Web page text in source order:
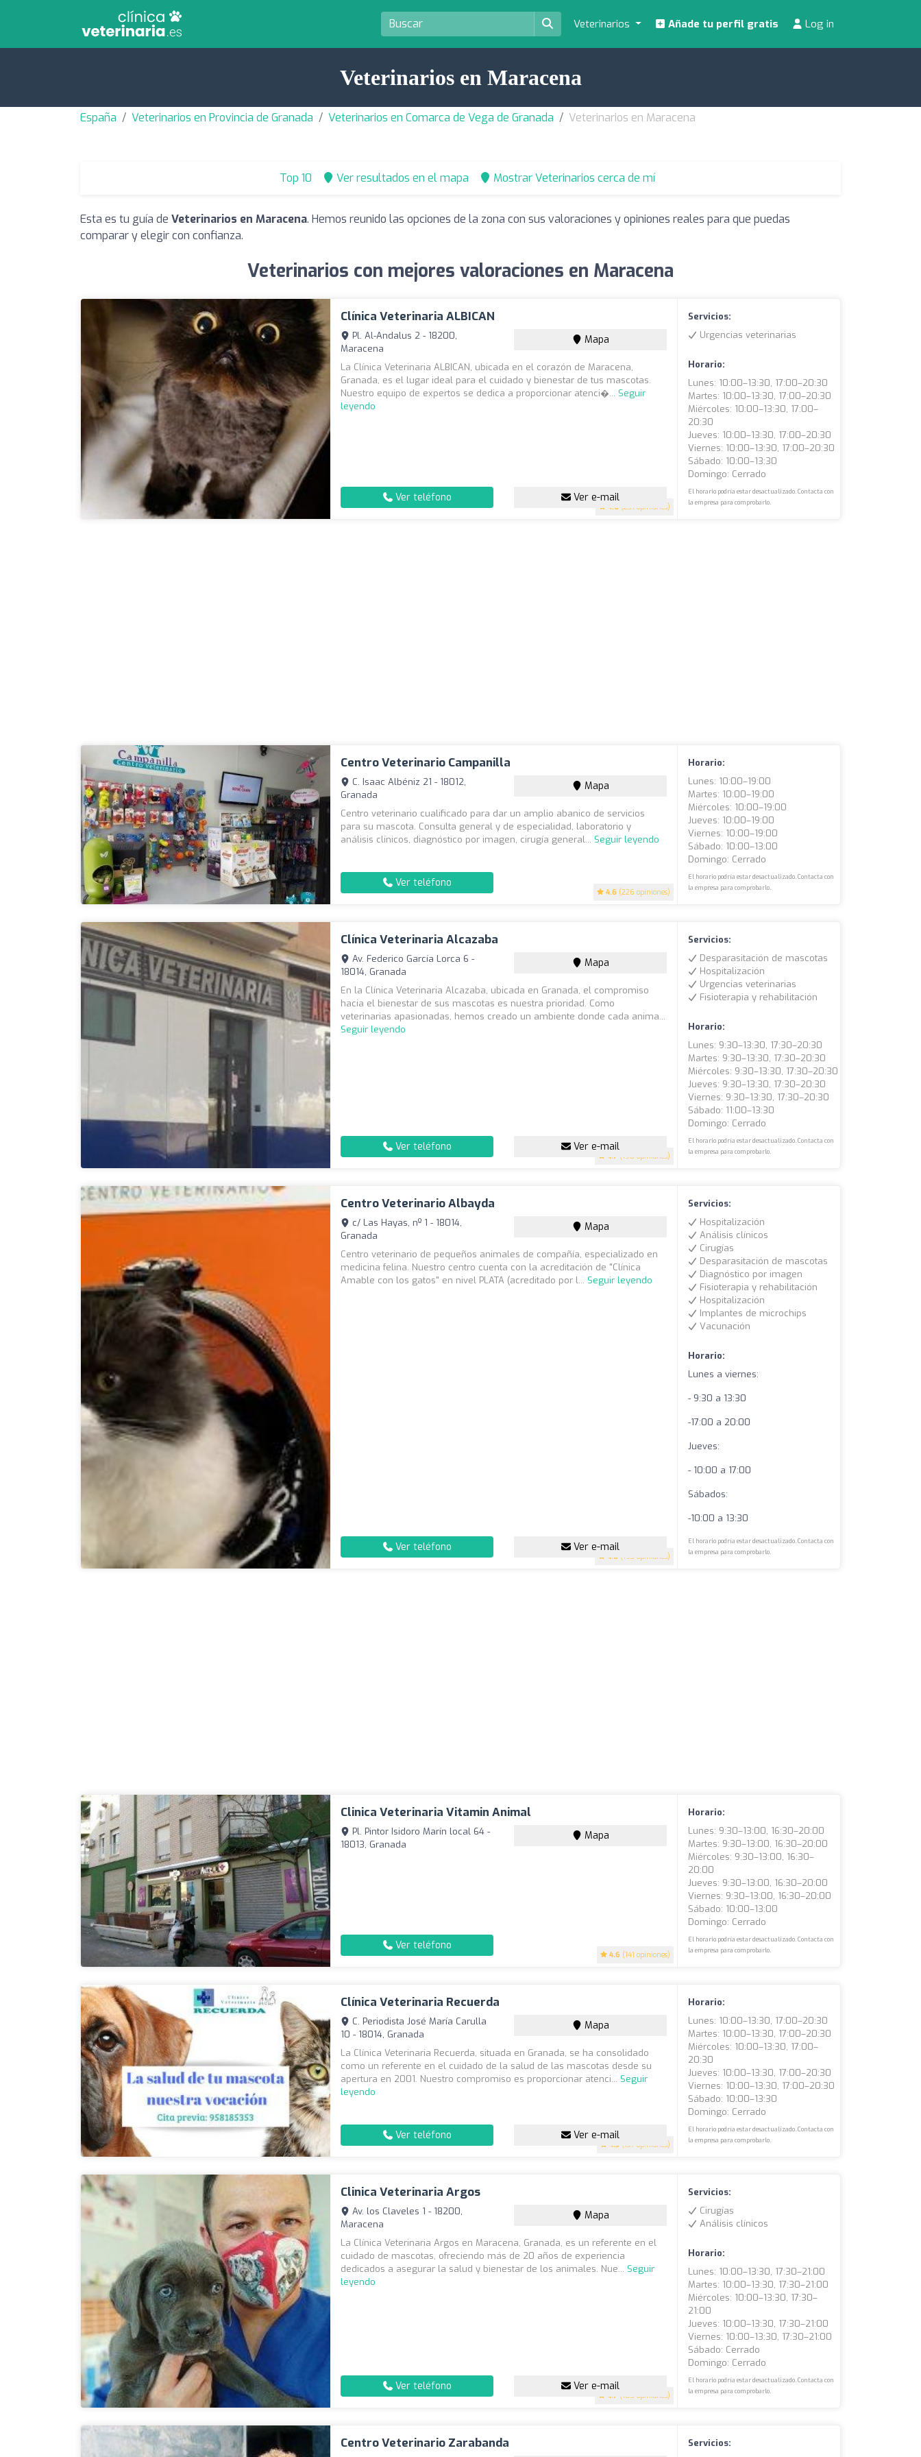
Veterinarios Añade tu perfil gratis Log in
Veterinarios en Maracena
España Veterinarios en Provincia de Granada Veterinarios en Comarca de Vega de Granada Veterinarios en Maracena
Top 10 Ver resultados en el mapa Mostrar Veterinarios cerca de mí
Esta es tu guía de Veterinarios en Maracena. Hemos reunido las opciones de la zona con sus valoraciones y opiniones reales para que puedas
comparar y elegir con confianza.
Veterinarios con mejores valoraciones en Maracena
Clínica Veterinaria ALBICAN
4.6 (231 opiniones)
Pl. Al-Andalus 2 - 18200,
Maracena
Mapa
La Clínica Veterinaria ALBICAN, ubicada en el corazón de Maracena,
Granada, es el lugar ideal para el cuidado y bienestar de tus mascotas.
Nuestro equipo de expertos se dedica a proporcionar atenci�... Seguir
leyendo
Ver teléfono Ver e-mail
Servicios:
Urgencias veterinarias
Horario:
Lunes: 10:00–13:30, 17:00–20:30
Martes: 10:00–13:30, 17:00–20:30
Miércoles: 10:00–13:30, 17:00–
20:30
Jueves: 10:00–13:30, 17:00–20:30
Viernes: 10:00–13:30, 17:00–20:30
Sábado: 10:00–13:30
Domingo: Cerrado
El horario podría estar desactualizado. Contacta con
la empresa para comprobarlo.
Centro Veterinario Campanilla
4.6 (226 opiniones)
C. Isaac Albéniz 21 - 18012,
Granada
Mapa
Centro veterinario cualificado para dar un amplio abanico de servicios
para su mascota. Consulta general y de especialidad, laboratorio y
análisis clínicos, diagnóstico por imagen, cirugía general... Seguir leyendo
Ver teléfono
Horario:
Lunes: 10:00–19:00
Martes: 10:00–19:00
Miércoles: 10:00–19:00
Jueves: 10:00–19:00
Viernes: 10:00–19:00
Sábado: 10:00–13:00
Domingo: Cerrado
El horario podría estar desactualizado. Contacta con
la empresa para comprobarlo.
Clínica Veterinaria Alcazaba
4.7 (190 opiniones)
Av. Federico García Lorca 6 -
18014, Granada
Mapa
En la Clínica Veterinaria Alcazaba, ubicada en Granada, el compromiso
hacia el bienestar de sus mascotas es nuestra prioridad. Como
veterinarias apasionadas, hemos creado un ambiente donde cada anima...
Seguir leyendo
Ver teléfono Ver e-mail
Servicios:
Desparasitación de mascotas
Hospitalización
Urgencias veterinarias
Fisioterapia y rehabilitación
Horario:
Lunes: 9:30–13:30, 17:30–20:30
Martes: 9:30–13:30, 17:30–20:30
Miércoles: 9:30–13:30, 17:30–20:30
Jueves: 9:30–13:30, 17:30–20:30
Viernes: 9:30–13:30, 17:30–20:30
Sábado: 11:00–13:30
Domingo: Cerrado
El horario podría estar desactualizado. Contacta con
la empresa para comprobarlo.
Centro Veterinario Albayda
4.6 (193 opiniones)
c/ Las Hayas, nº 1 - 18014,
Granada
Mapa
Centro veterinario de pequeños animales de compañía, especializado en
medicina felina. Nuestro centro cuenta con la acreditación de "Clínica
Amable con los gatos" en nivel PLATA (acreditado por l... Seguir leyendo
Ver teléfono Ver e-mail
Servicios:
Hospitalización
Análisis clínicos
Cirugías
Desparasitación de mascotas
Diagnóstico por imagen
Fisioterapia y rehabilitación
Hospitalización
Implantes de microchips
Vacunación
Horario:
Lunes a viernes:
- 9:30 a 13:30
-17:00 a 20:00
Jueves:
- 10:00 a 17:00
Sábados:
-10:00 a 13:30
El horario podría estar desactualizado. Contacta con
la empresa para comprobarlo.
Clinica Veterinaria Vitamin Animal
4.6 (141 opiniones)
Pl. Pintor Isidoro Marín local 64 -
18013, Granada
Mapa
Ver teléfono
Horario:
Lunes: 9:30–13:00, 16:30–20:00
Martes: 9:30–13:00, 16:30–20:00
Miércoles: 9:30–13:00, 16:30–
20:00
Jueves: 9:30–13:00, 16:30–20:00
Viernes: 9:30–13:00, 16:30–20:00
Sábado: 10:00–13:00
Domingo: Cerrado
El horario podría estar desactualizado. Contacta con
la empresa para comprobarlo.
Clínica Veterinaria Recuerda
4.3 (137 opiniones)
C. Periodista José María Carulla
10 - 18014, Granada
Mapa
La Clínica Veterinaria Recuerda, situada en Granada, se ha consolidado
como un referente en el cuidado de la salud de las mascotas desde su
apertura en 2001. Nuestro compromiso es proporcionar atenci... Seguir
leyendo
Ver teléfono Ver e-mail
Horario:
Lunes: 10:00–13:30, 17:00–20:30
Martes: 10:00–13:30, 17:00–20:30
Miércoles: 10:00–13:30, 17:00–
20:30
Jueves: 10:00–13:30, 17:00–20:30
Viernes: 10:00–13:30, 17:00–20:30
Sábado: 10:00–13:30
Domingo: Cerrado
El horario podría estar desactualizado. Contacta con
la empresa para comprobarlo.
Clinica Veterinaria Argos
4.7 (105 opiniones)
Av. los Claveles 1 - 18200,
Maracena
Mapa
La Clínica Veterinaria Argos en Maracena, Granada, es un referente en el
cuidado de mascotas, ofreciendo más de 20 años de experiencia
dedicados a asegurar la salud y bienestar de los animales. Nue... Seguir
leyendo
Ver teléfono Ver e-mail
Servicios:
Cirugías
Análisis clínicos
Horario:
Lunes: 10:00–13:30, 17:30–21:00
Martes: 10:00–13:30, 17:30–21:00
Miércoles: 10:00–13:30, 17:30–
21:00
Jueves: 10:00–13:30, 17:30–21:00
Viernes: 10:00–13:30, 17:30–21:00
Sábado: Cerrado
Domingo: Cerrado
El horario podría estar desactualizado. Contacta con
la empresa para comprobarlo.
Centro Veterinario Zarabanda
Servicios: